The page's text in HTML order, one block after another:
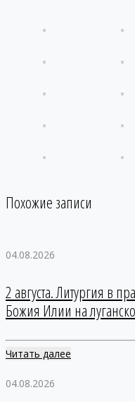
Похожие записи
04.08.2026
2 августа. Литургия в
Божия Илии на
Читать далее
04.08.2026